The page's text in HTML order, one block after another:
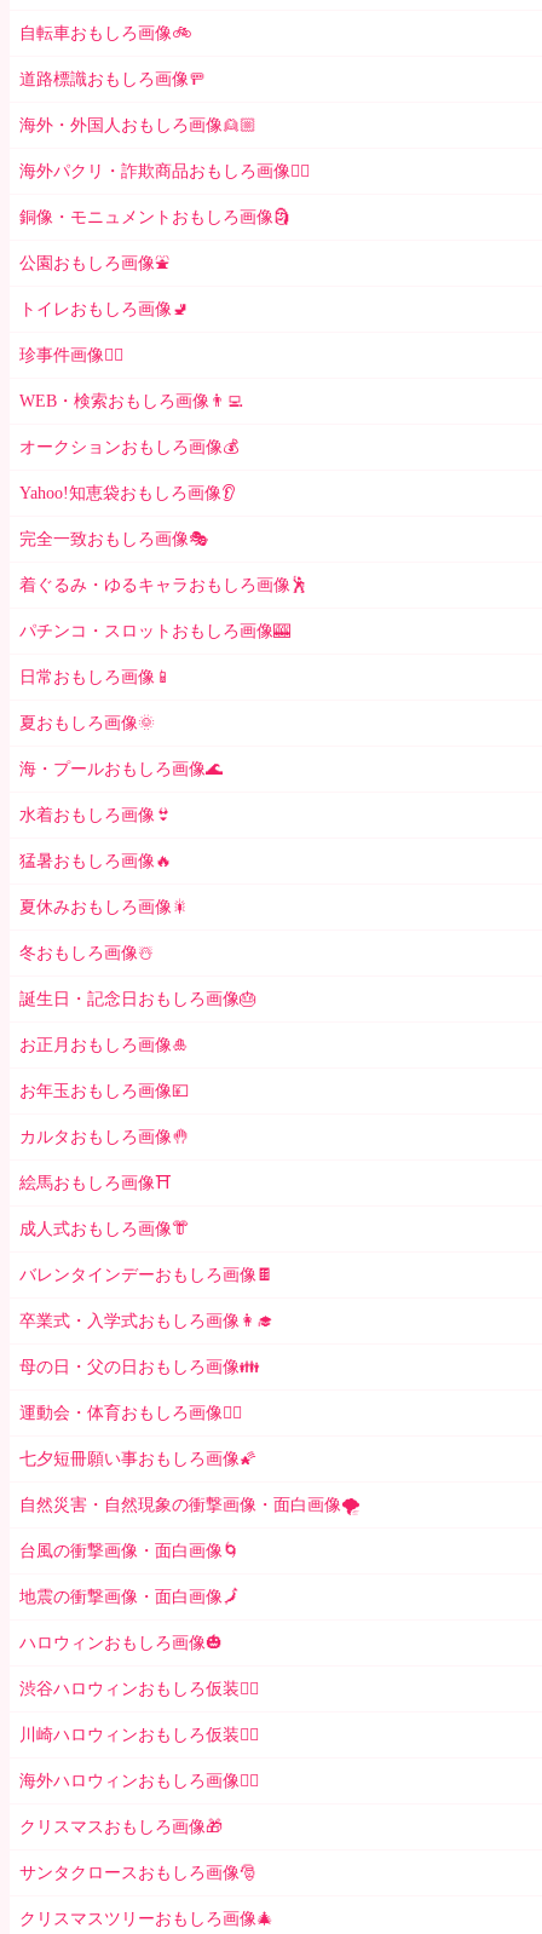
自転車おもしろ画像🚲
道路標識おもしろ画像🚥
海外・外国人おもしろ画像👱🏼
海外パクリ・詐欺商品おもしろ画像🙅‍♀️
銅像・モニュメントおもしろ画像🗿
公園おもしろ画像⛲️
トイレおもしろ画像🚽
珍事件画像👮‍♂️
WEB・検索おもしろ画像👨‍💻
オークションおもしろ画像💰
Yahoo!知恵袋おもしろ画像👂
完全一致おもしろ画像🎭
着ぐるみ・ゆるキャラおもしろ画像🕺
パチンコ・スロットおもしろ画像🎰
日常おもしろ画像📱
夏おもしろ画像🌞
海・プールおもしろ画像🌊
水着おもしろ画像👙
猛暑おもしろ画像🔥
夏休みおもしろ画像🎇
冬おもしろ画像☃️
誕生日・記念日おもしろ画像🎂
お正月おもしろ画像🎍
お年玉おもしろ画像💴
カルタおもしろ画像🤚
絵馬おもしろ画像⛩
成人式おもしろ画像👘
バレンタインデーおもしろ画像🍫
卒業式・入学式おもしろ画像👩‍🎓
母の日・父の日おもしろ画像👪
運動会・体育おもしろ画像🤸‍♂️
七夕短冊願い事おもしろ画像🌠
自然災害・自然現象の衝撃画像・面白画像🌪
台風の衝撃画像・面白画像🌀
地震の衝撃画像・面白画像🗾
ハロウィンおもしろ画像🎃
渋谷ハロウィンおもしろ仮装👯‍♂️
川崎ハロウィンおもしろ仮装🧞‍♀️
海外ハロウィンおもしろ画像🧛‍♂️
クリスマスおもしろ画像🎁
サンタクロースおもしろ画像🎅
クリスマスツリーおもしろ画像🎄